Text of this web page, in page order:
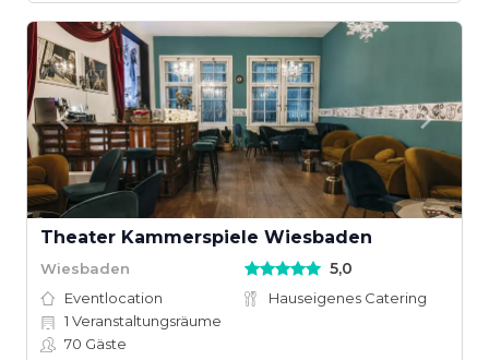
Theater Kammerspiele Wiesbaden
Wiesbaden 5,0
Eventlocation
Hauseigenes Catering
1 Veranstaltungsräume
70 Gäste